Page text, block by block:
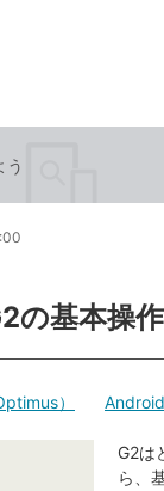
う
の基本操
） Android
G2は
ら、